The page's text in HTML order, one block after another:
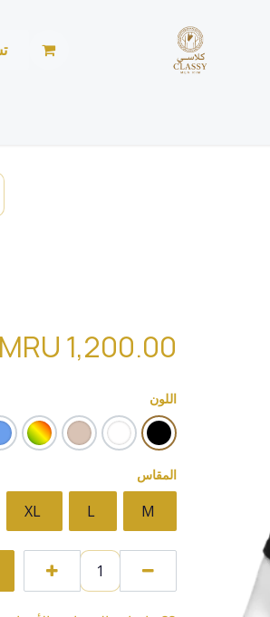
1,200.00
اللون
المقاس
M
L
XL